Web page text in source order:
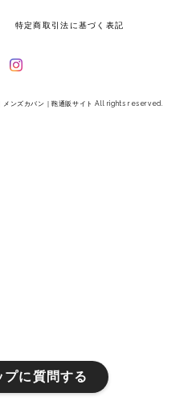
特定商取引法に基づく表記
メンズカバン｜鞄通販サイト All rights reserved.
プに質問する